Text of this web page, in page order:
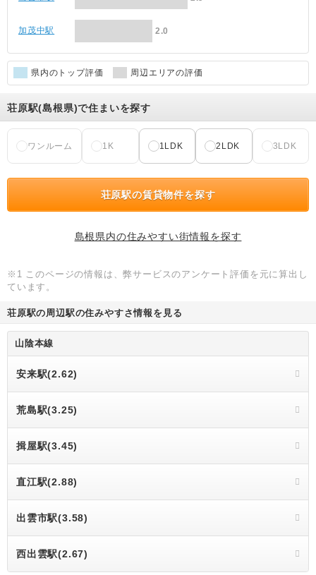
加茂中駅 2.0
県内のトップ評価 周辺エリアの評価
荘原駅(島根県)で住まいを探す
ワンルーム 1K 1LDK 2LDK 3LDK
荘原駅の賃貸物件を探す
島根県内の住みやすい街情報を探す
※1 このページの情報は、弊サービスのアンケート評価を元に算出し
ています。
荘原駅の周辺駅の住みやすさ情報を見る
山陰本線
安来駅(2.62)
荒島駅(3.25)
揖屋駅(3.45)
直江駅(2.88)
出雲市駅(3.58)
西出雲駅(2.67)